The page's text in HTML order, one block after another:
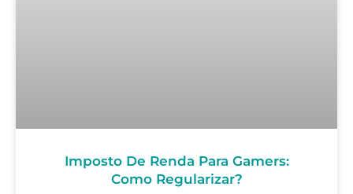
Imposto De Renda Para Gamers:
Como Regularizar?